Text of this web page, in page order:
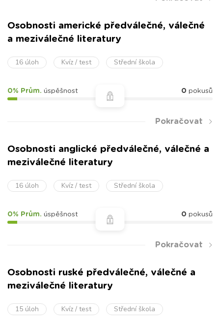
Osobnosti americké předválečné, válečné
a meziválečné literatury
16 úloh Kvíz / test Střední škola
0% Prům. úspěšnost 0 pokusů
Pokračovat
Osobnosti anglické předválečné, válečné a
meziválečné literatury
16 úloh Kvíz / test Střední škola
0% Prům. úspěšnost 0 pokusů
Pokračovat
Osobnosti ruské předválečné, válečné a
meziválečné literatury
15 úloh Kvíz / test Střední škola